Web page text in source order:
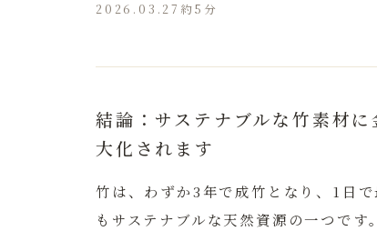
2026.03.27 約5分
結論：サステナブルな竹素材
大化されます
竹は、わずか3年で成竹となり、1日
もサステナブルな天然資源の一つです